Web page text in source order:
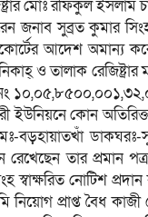
মোঃ রফিকুল ইসলাম
জনাব সুব্রত কুমার
আদেশ অমান্য
ও তালাক রেজিষ্ট্রার
কোন অতিরিক্ত
বড়হায়াতখাঁ
রেখেছেন তার প্রমান
স্বাক্ষরিত নোটিশ
প্রাপ্ত বৈধ